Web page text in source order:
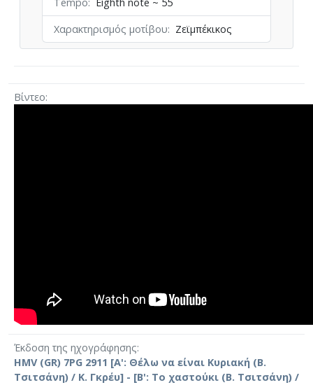
Χαρακτηρισμός μοτίβου
Ζεϊμπέκικος
Βίντεο
Έκδοση της ηχογράφησης
HMV (GR) 7PG 2911 [Α': Θέλω να είναι Κυριακή (Β.
Τσιτσάνη) / Κ. Γκρέυ] - [Β': Το χαστούκι (Β. Τσιτσάνη) /